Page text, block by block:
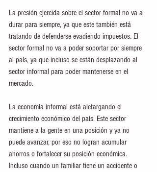
La presión ejercida sobre el sector formal no va a
durar para siempre, ya que este también está
tratando de defenderse evadiendo impuestos. El
sector formal no va a poder soportar por siempre
al país, ya que incluso se están desplazando al
sector informal para poder mantenerse en el
mercado.
La economía informal está aletargando el
crecimiento económico del país. Este sector
mantiene a la gente en una posición y ya no
puede avanzar, por eso no logran acumular
ahorros o fortalecer su posición económica.
Incluso cuando un familiar tiene un accidente o